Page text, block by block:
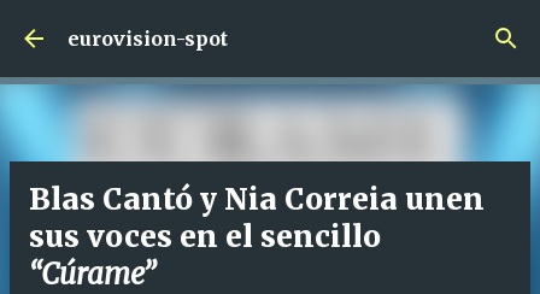
Ir al contenido principal
eurovision-spot
Blas Cantó y Nia Correia unen
sus voces en el sencillo
“Cúrame”